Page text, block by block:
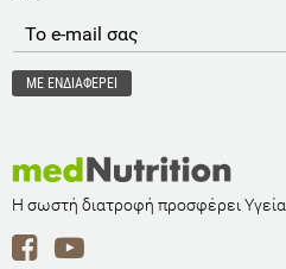
Η σωστή διατροφή προσφέρει Υγεία